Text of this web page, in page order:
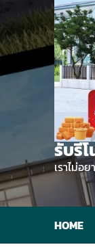
รับรี
เราไม่อ
HOME